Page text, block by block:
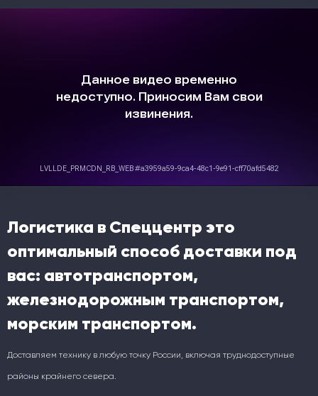
Логистика в Спеццентр это
оптимальный способ доставки под
вас: автотранспортом,
железнодорожным транспортом,
морским транспортом.
Доставляем технику в любую точку России, включая труднодоступные
районы крайнего севера.